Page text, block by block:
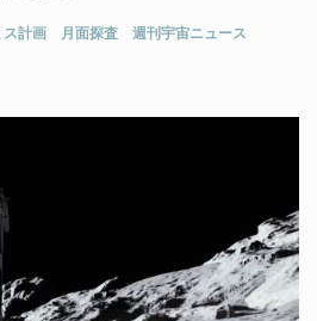
ス計画 月面探査 週刊宇宙ニュース